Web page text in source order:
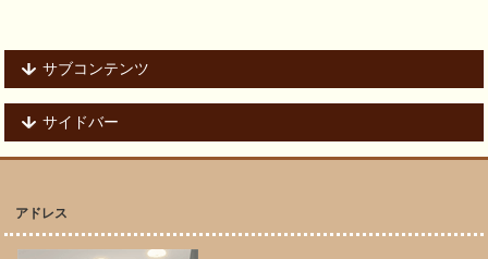
サブコンテンツ
サイドバー
アドレス